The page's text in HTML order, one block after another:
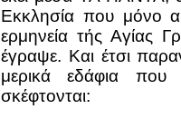
Εκκλησία που μόνο
ερμηνεία τής Αγίας
έγραψε. Και έτσι
μερικά εδάφια που
σκέφτονται: